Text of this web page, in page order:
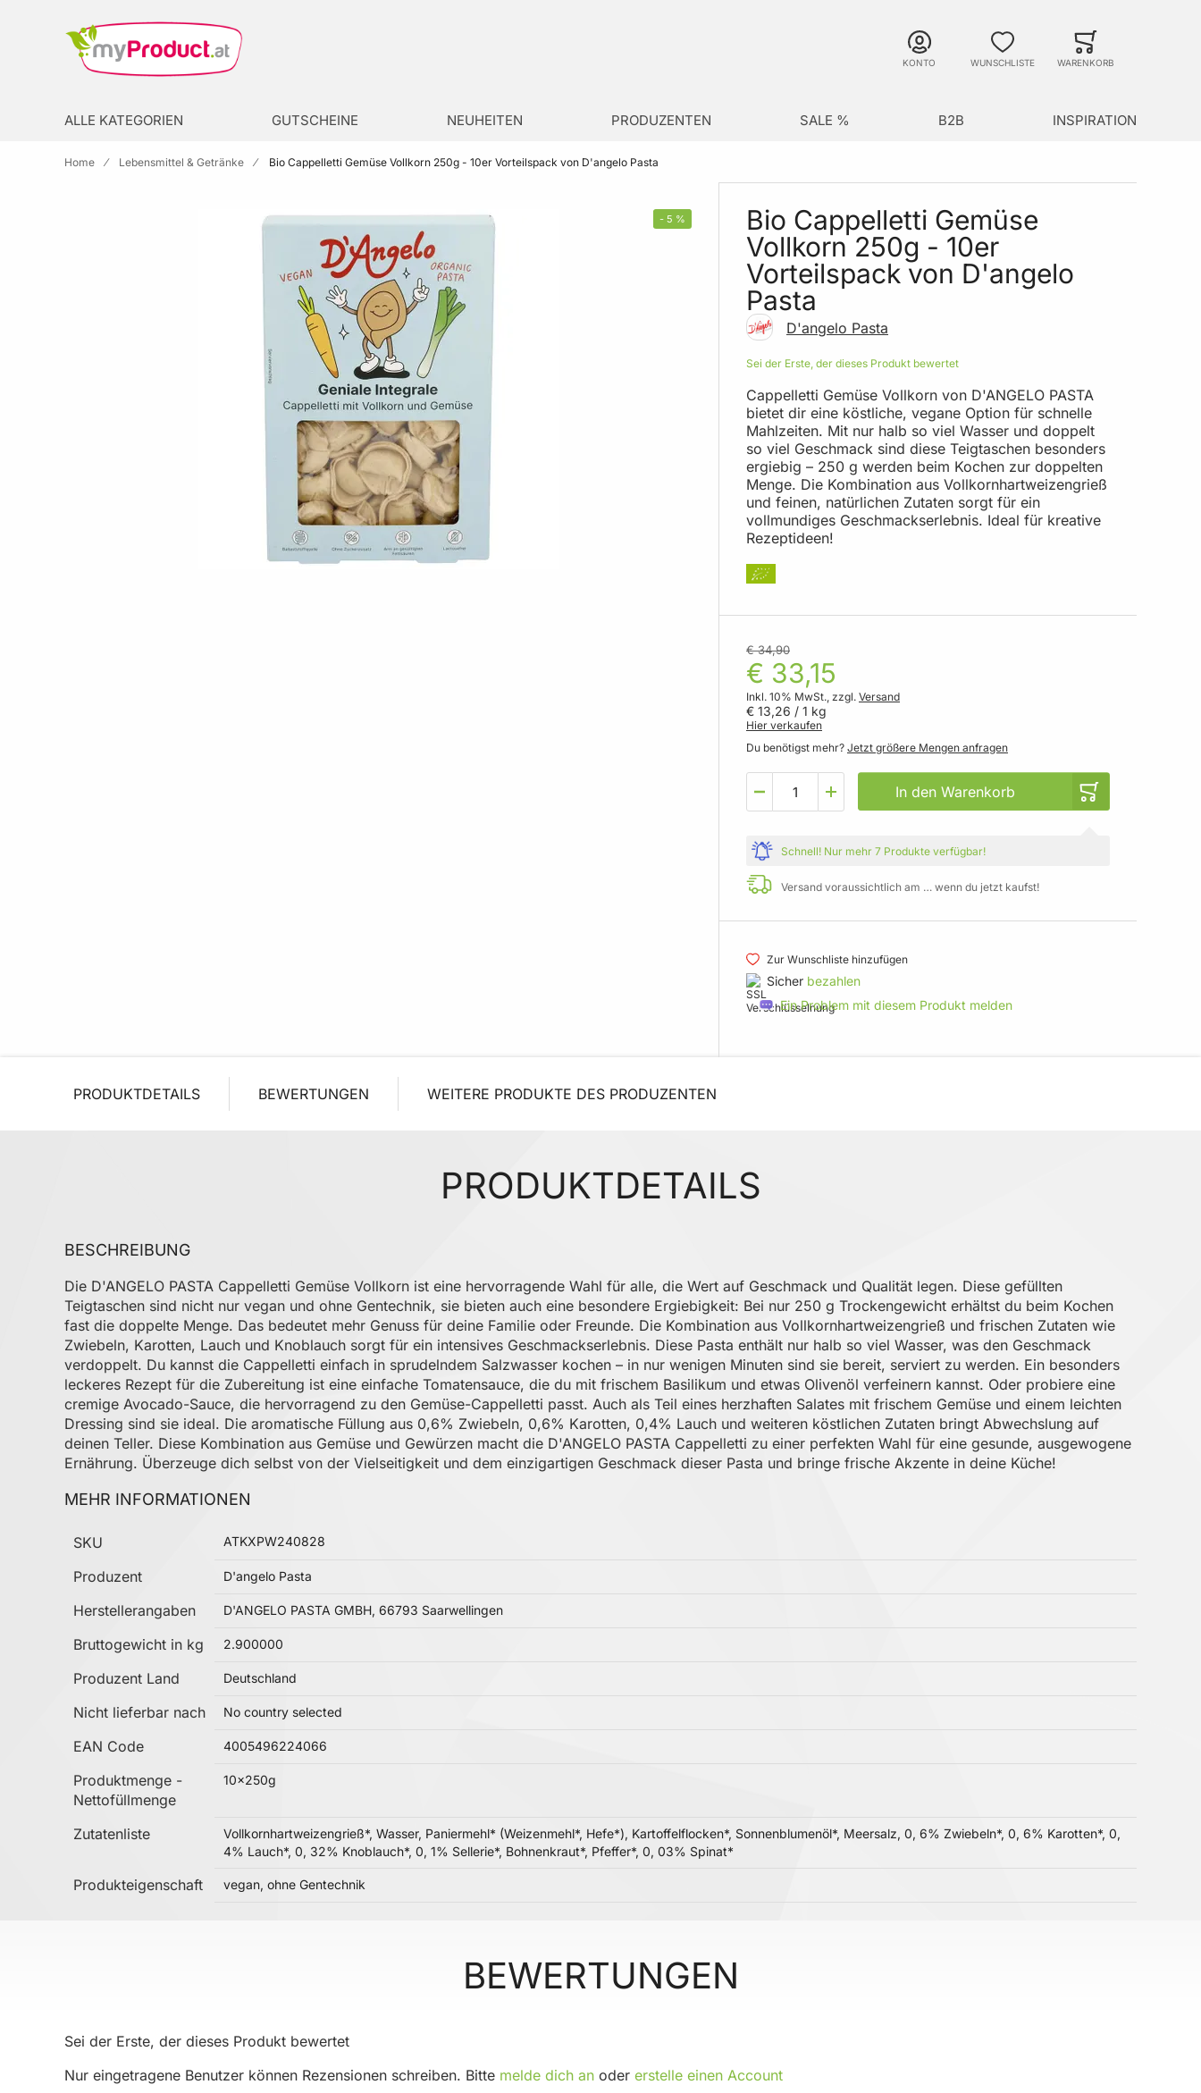
KONTO WUNSCHLISTE WARENKORB
ALLE KATEGORIEN GUTSCHEINE NEUHEITEN PRODUZENTEN SALE % B2B INSPIRATION
Home Lebensmittel & Getränke Bio Cappelletti Gemüse Vollkorn 250g - 10er Vorteilspack von D'angelo Pasta
Skip to the end of the images gallery - 5 %
Bio Cappelletti Gemüse
Vollkorn 250g - 10er
Vorteilspack von D'angelo
Pasta
D'angelo Pasta
Sei der Erste, der dieses Produkt bewertet
Cappelletti Gemüse Vollkorn von D'ANGELO PASTA
bietet dir eine köstliche, vegane Option für schnelle
Mahlzeiten. Mit nur halb so viel Wasser und doppelt
so viel Geschmack sind diese Teigtaschen besonders
ergiebig – 250 g werden beim Kochen zur doppelten
Menge. Die Kombination aus Vollkornhartweizengrieß
und feinen, natürlichen Zutaten sorgt für ein
vollmundiges Geschmackserlebnis. Ideal für kreative
Rezeptideen!
€ 33,15
€ 34,90
Inkl. 10% MwSt., zzgl. Versand
€ 13,26 / 1 kg
Hier verkaufen
Du benötigst mehr? Jetzt größere Mengen anfragen
In den Warenkorb
Schnell! Nur mehr 7 Produkte verfügbar!
Versand voraussichtlich am … wenn du jetzt kaufst!
Zur Wunschliste hinzufügen
Sicher bezahlen
Ein Problem mit diesem Produkt melden
PRODUKTDETAILS BEWERTUNGEN WEITERE PRODUKTE DES PRODUZENTEN
PRODUKTDETAILS
BESCHREIBUNG
Die D'ANGELO PASTA Cappelletti Gemüse Vollkorn ist eine hervorragende Wahl für alle, die Wert auf Geschmack und Qualität legen. Diese gefüllten
Teigtaschen sind nicht nur vegan und ohne Gentechnik, sie bieten auch eine besondere Ergiebigkeit: Bei nur 250 g Trockengewicht erhältst du beim Kochen
fast die doppelte Menge. Das bedeutet mehr Genuss für deine Familie oder Freunde. Die Kombination aus Vollkornhartweizengrieß und frischen Zutaten wie
Zwiebeln, Karotten, Lauch und Knoblauch sorgt für ein intensives Geschmackserlebnis. Diese Pasta enthält nur halb so viel Wasser, was den Geschmack
verdoppelt. Du kannst die Cappelletti einfach in sprudelndem Salzwasser kochen – in nur wenigen Minuten sind sie bereit, serviert zu werden. Ein besonders
leckeres Rezept für die Zubereitung ist eine einfache Tomatensauce, die du mit frischem Basilikum und etwas Olivenöl verfeinern kannst. Oder probiere eine
cremige Avocado-Sauce, die hervorragend zu den Gemüse-Cappelletti passt. Auch als Teil eines herzhaften Salates mit frischem Gemüse und einem leichten
Dressing sind sie ideal. Die aromatische Füllung aus 0,6% Zwiebeln, 0,6% Karotten, 0,4% Lauch und weiteren köstlichen Zutaten bringt Abwechslung auf
deinen Teller. Diese Kombination aus Gemüse und Gewürzen macht die D'ANGELO PASTA Cappelletti zu einer perfekten Wahl für eine gesunde, ausgewogene
Ernährung. Überzeuge dich selbst von der Vielseitigkeit und dem einzigartigen Geschmack dieser Pasta und bringe frische Akzente in deine Küche!
MEHR INFORMATIONEN
Mehr Informationen
SKU ATKXPW240828
Produzent D'angelo Pasta
Herstellerangaben D'ANGELO PASTA GMBH, 66793 Saarwellingen
Bruttogewicht in kg 2.900000
Produzent Land Deutschland
Nicht lieferbar nach No country selected
EAN Code 4005496224066
Produktmenge -
Nettofüllmenge
10x250g
Zutatenliste
Vollkornhartweizengrieß*, Wasser, Paniermehl* (Weizenmehl*, Hefe*), Kartoffelflocken*, Sonnenblumenöl*, Meersalz, 0, 6% Zwiebeln*, 0, 6% Karotten*, 0,
4% Lauch*, 0, 32% Knoblauch*, 0, 1% Sellerie*, Bohnenkraut*, Pfeffer*, 0, 03% Spinat*
Produkteigenschaft vegan, ohne Gentechnik
BEWERTUNGEN
Sei der Erste, der dieses Produkt bewertet
Nur eingetragene Benutzer können Rezensionen schreiben. Bitte melde dich an oder erstelle einen Account